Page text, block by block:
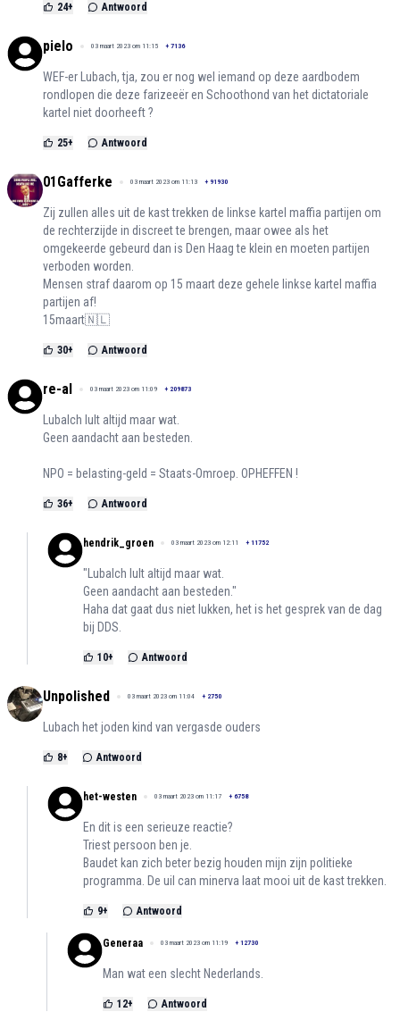
24+ Antwoord
pielo 03 maart 2023 om 11:15 + 7136
WEF-er Lubach, tja, zou er nog wel iemand op deze aardbodem
rondlopen die deze farizeeër en Schoothond van het dictatoriale
kartel niet doorheeft ?
25+ Antwoord
01Gafferke 03 maart 2023 om 11:13 + 91930
Zij zullen alles uit de kast trekken de linkse kartel maffia partijen om
de rechterzijde in discreet te brengen, maar owee als het
omgekeerde gebeurd dan is Den Haag te klein en moeten partijen
verboden worden.
Mensen straf daarom op 15 maart deze gehele linkse kartel maffia
partijen af!
15maart🇳🇱
30+ Antwoord
re-al 03 maart 2023 om 11:09 + 209873
Lubalch lult altijd maar wat.
Geen aandacht aan besteden.
NPO = belasting-geld = Staats-Omroep. OPHEFFEN !
36+ Antwoord
hendrik_groen 03 maart 2023 om 12:11 + 11752
"Lubalch lult altijd maar wat.
Geen aandacht aan besteden."
Haha dat gaat dus niet lukken, het is het gesprek van de dag
bij DDS.
10+ Antwoord
Unpolished 03 maart 2023 om 11:04 + 2750
Lubach het joden kind van vergasde ouders
8+ Antwoord
het-westen 03 maart 2023 om 11:17 + 6758
En dit is een serieuze reactie?
Triest persoon ben je.
Baudet kan zich beter bezig houden mijn zijn politieke
programma. De uil can minerva laat mooi uit de kast trekken.
9+ Antwoord
Generaa 03 maart 2023 om 11:19 + 12730
Man wat een slecht Nederlands.
12+ Antwoord